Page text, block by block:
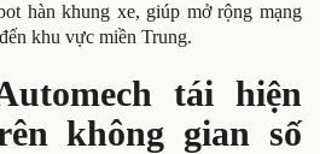
hàn khung xe, giúp mở rộng mạng
khu vực miền Trung.
tái hiện
không gian số